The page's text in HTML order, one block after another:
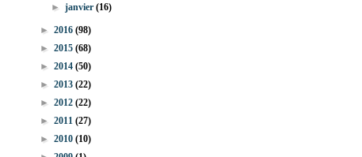
►janvier(16)
► 2016 (98)
► 2015 (68)
► 2014 (50)
► 2013 (22)
► 2012 (22)
► 2011 (27)
► 2010 (10)